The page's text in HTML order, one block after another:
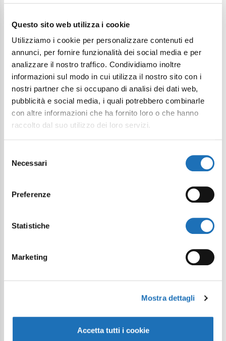
Questo sito web utilizza i cookie
Utilizziamo i cookie per personalizzare contenuti ed
annunci, per fornire funzionalità dei social media e per
analizzare il nostro traffico. Condividiamo inoltre
informazioni sul modo in cui utilizza il nostro sito con i
nostri partner che si occupano di analisi dei dati web,
pubblicità e social media, i quali potrebbero combinarle
con altre informazioni che ha fornito loro o che hanno
raccolto dal suo utilizzo dei loro servizi.
delNecessari
Preferenze
Statistiche
Marketing
Mostra dettagli
Accetta tutti i cookie
Your digital journey inside Cesenatico